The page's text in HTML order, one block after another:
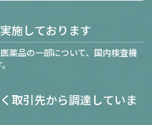
施しております
薬品の一部について、国内検査機
取引先から調達していま